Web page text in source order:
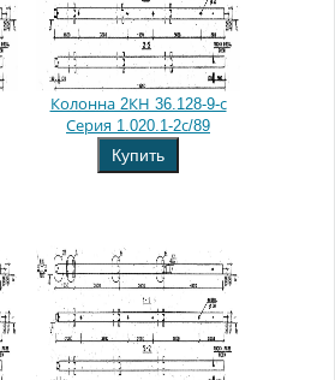
Колонна 2КН 36.128-9-с
Серия 1.020.1-2с/89
Купить